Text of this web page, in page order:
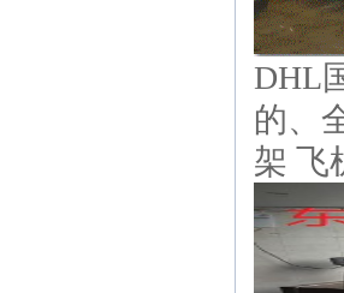
DHL
的、
架 飞